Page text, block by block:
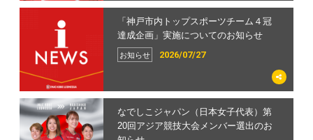
2026/07/27
お知らせ
「神戸市内トップスポーツチーム４冠
達成企画」実施についてのお知らせ
なでしこジャパン（日本女子代表）第
20回アジア競技大会メンバー選出のお
2026/07/16
お知らせ
2026/27シーズン ユニフォームデザイン
決定&販売のお知らせ
【7/10 12:00訂正】2026/27シーズン 夏
季トレーニングキャンプ実施のお知ら
2/14(土)放送 宮本ともみ 監督 テレビ愛
知「FOOT HOPEs 〜女子サッカーが
拓...
2/5(木)放送 宮本監督 三宅選手 成宮選手
サンテレビ「NEWS×情報 キャッチ＋...
2026/05/07
試合
【試合情報】2025/26 SOMPO WEリー
グ 第22節 5/16(土) vs 広島
SOMPO WEリーグ 第20節 AC長野戦
試合データ・監督会見・選手コメント
2026/02/25
イベント
2/27(金) らいかちゃん ヴィッセル神戸
ホームゲームにゲスト出演のお知らせ
2025/26 SOMPO WEリーグ後半戦『パ
ブリックビューイング』開催のお知ら
2026/03/11
チケット
4/5（日）大宮戦 チケット販売のお知ら
せ
3/29（日） 第17節 千葉L戦 チケット販
売のお知らせ
三宅 史織 選手 WEリーグ通算100試合
出場 メモリアルグッズ受注販売のお知
らせ
吉田 莉胡 選手 WEリーグ通算100試合
出場 メモリアルグッズ受注販売のお知
2026/03/04
サポーターズクラブ
【ISC会員限定】試合後の選手とぱち
り！アフターマッチフォトセッション
【ISC会員限定】試合後の選手とぱち
り！アフターマッチフォトセッション
【INAC神戸レオンチーナ】U-18女子サ
ッカーリーグ2026関西1部 第4節 試
合結果
【INAC神戸レオンチーナ】2026関西女
子サッカーリーグ 1部 第3節 試合結果
2026/01/30
ホームタウン
クラブ初「ラッピングバス」運行およ
び出発式実施のお知らせ
1/25(日)「六甲シティマラソン」イベン
ト参加のお知らせ
2026/06/02
スクール
6月2日(火)西神中央(火)校中止のお知ら
せ
5月21日(木)六甲アイランド校中止のお
知らせ